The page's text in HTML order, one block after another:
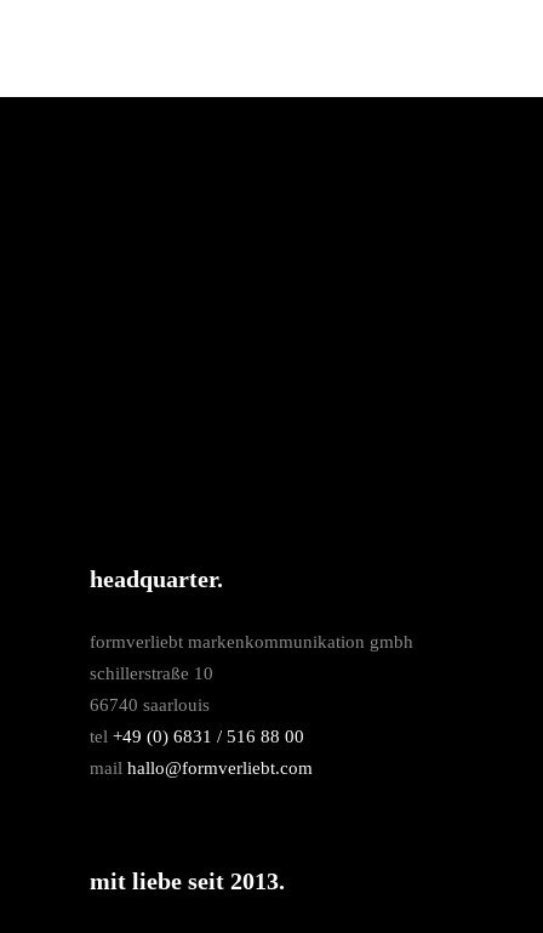
headquarter.
formverliebt markenkommunikation gmbh
schillerstraße 10
66740 saarlouis
tel +49 (0) 6831 / 516 88 00
mail hallo@formverliebt.com
mit liebe seit 2013.